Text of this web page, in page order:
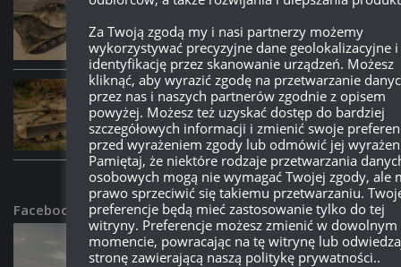
16:08, 29 CZERWCA 2026
PATCHE /WORLD OF TANKS
Patch 2.3.1: Donnola – opis i screeny
15:59, 29 CZERWCA 2026
Facebookowa Grupa Wot
Za Twoją zgodą my i nasi partnerzy możemy
wykorzystywać precyzyjne dane geolokalizacyjne i
identyfikację przez skanowanie urządzeń. Możesz
kliknąć, aby wyrazić zgodę na przetwarzanie
przez nas i naszych partnerów zgodnie z opisem
powyżej. Możesz też uzyskać dostęp do bardziej
szczegółowych informacji i zmienić swoje
przed wyrażeniem zgody lub odmówić jej
Pamiętaj, że niektóre rodzaje przetwarzania
osobowych mogą nie wymagać Twojej zgody, ale
prawo sprzeciwić się takiemu przetwarzaniu.
preferencje będą mieć zastosowanie tylko do tej
witryny. Preferencje możesz zmienić w dowolnym
momencie, powracając na tę witrynę lub
stronę zawierającą naszą politykę prywatności..